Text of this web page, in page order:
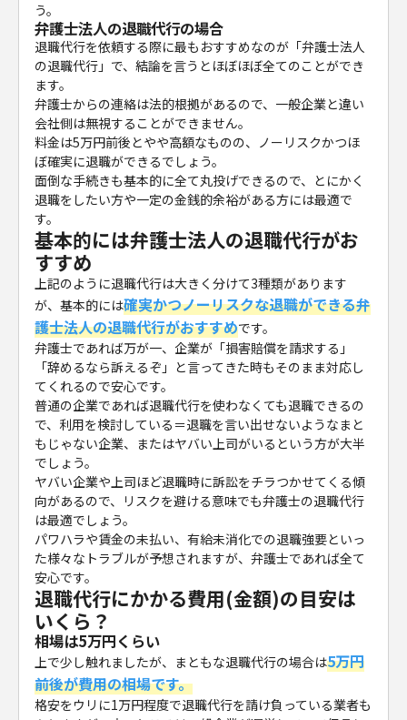
う。
弁護士法人の退職代行の場合
退職代行を依頼する際に最もおすすめなのが「弁護士法人
の退職代行」で、結論を言うとほぼほぼ全てのことができ
ます。
弁護士からの連絡は法的根拠があるので、一般企業と違い
会社側は無視することができません。
料金は5万円前後とやや高額なものの、ノーリスクかつほ
ぼ確実に退職ができるでしょう。
面倒な手続きも基本的に全て丸投げできるので、とにかく
退職をしたい方や一定の金銭的余裕がある方には最適で
す。
基本的には弁護士法人の退職代行がお
すすめ
上記のように退職代行は大きく分けて3種類があります
が、基本的には確実かつノーリスクな退職ができる弁
護士法人の退職代行がおすすめです。
弁護士であれば万が一、企業が「損害賠償を請求する」
「辞めるなら訴えるぞ」と言ってきた時もそのまま対応し
てくれるので安心です。
普通の企業であれば退職代行を使わなくても退職できるの
で、利用を検討している＝退職を言い出せないようなまと
もじゃない企業、またはヤバい上司がいるという方が大半
でしょう。
ヤバい企業や上司ほど退職時に訴訟をチラつかせてくる傾
向があるので、リスクを避ける意味でも弁護士の退職代行
は最適でしょう。
パワハラや賃金の未払い、有給未消化での退職強要といっ
た様々なトラブルが予想されますが、弁護士であれば全て
安心です。
退職代行にかかる費用(金額)の目安は
いくら？
相場は5万円くらい
上で少し触れましたが、まともな退職代行の場合は5万円
前後が費用の相場です。
格安をウリに1万円程度で退職代行を請け負っている業者も